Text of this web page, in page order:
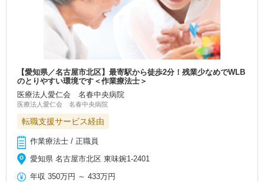
【愛知県／名古屋市北区】最寄駅から徒歩2分！残業少なめでWLB
のとりやすい環境です＜作業療法士＞
医療法人愛仁会 名春中央病院
医療法人愛仁会 名春中央病院
転職支援サービス経由
作業療法士 / 正職員
愛知県 名古屋市北区 東味鋺1-2401
年収 350万円 ～433万円